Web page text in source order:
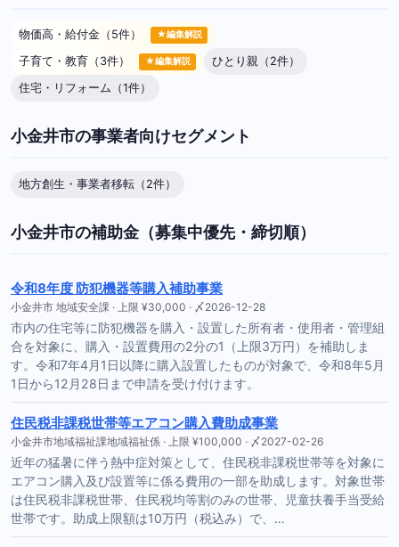
物価高・給付金（5件） ★編集解説
子育て・教育（3件） ★編集解説
ひとり親（2件）
住宅・リフォーム（1件）
小金井市の事業者向けセグメント
地方創生・事業者移転（2件）
小金井市の補助金（募集中優先・締切順）
令和8年度 防犯機器等購入補助事業
小金井市 地域安全課 · 上限 ¥30,000 · 〆2026-12-28
市内の住宅等に防犯機器を購入・設置した所有者・使用者・管理組
合を対象に、購入・設置費用の2分の1（上限3万円）を補助しま
す。令和7年4月1日以降に購入設置したものが対象で、令和8年5月
1日から12月28日まで申請を受け付けます。
住民税非課税世帯等エアコン購入費助成事業
小金井市地域福祉課地域福祉係 · 上限 ¥100,000 · 〆2027-02-26
近年の猛暑に伴う熱中症対策として、住民税非課税世帯等を対象に
エアコン購入及び設置等に係る費用の一部を助成します。対象世帯
は住民税非課税世帯、住民税均等割のみの世帯、児童扶養手当受給
世帯です。助成上限額は10万円（税込み）で、…